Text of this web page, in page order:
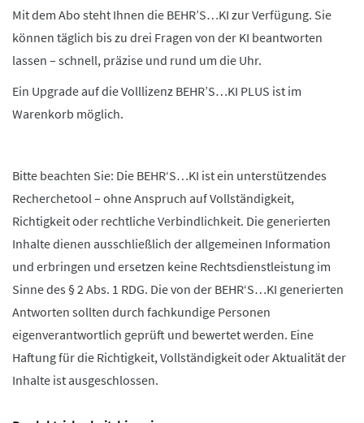
Mit dem Abo steht Ihnen die BEHR’S…KI zur Verfügung. Sie
können täglich bis zu drei Fragen von der KI beantworten
lassen – schnell, präzise und rund um die Uhr.
Ein Upgrade auf die Volllizenz BEHR’S…KI PLUS ist im
Warenkorb möglich.
Bitte beachten Sie: Die BEHR‘S…KI ist ein unterstützendes
Recherchetool – ohne Anspruch auf Vollständigkeit,
Richtigkeit oder rechtliche Verbindlichkeit. Die generierten
Inhalte dienen ausschließlich der allgemeinen Information
und erbringen und ersetzen keine Rechtsdienstleistung im
Sinne des § 2 Abs. 1 RDG. Die von der BEHR‘S…KI generierten
Antworten sollten durch fachkundige Personen
eigenverantwortlich geprüft und bewertet werden. Eine
Haftung für die Richtigkeit, Vollständigkeit oder Aktualität der
Inhalte ist ausgeschlossen.